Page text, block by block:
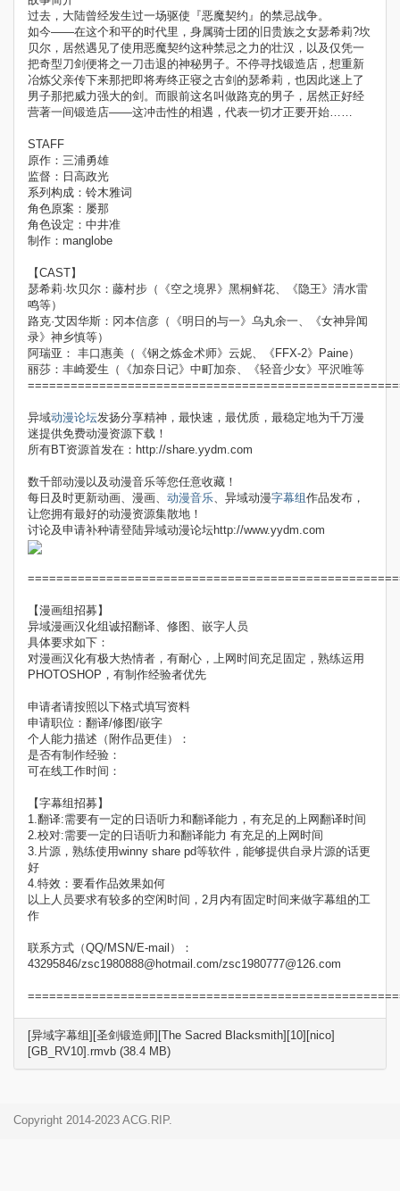
过去，大陆曾经发生过一场驱使『恶魔契约』的禁忌战争。
如今――在这个和平的时代里，身属骑士团的旧贵族之女瑟希莉?坎
贝尔，居然遇见了使用恶魔契约这种禁忌之力的壮汉，以及仅凭一
把奇型刀剑便将之一刀击退的神秘男子。不停寻找锻造店，想重新
冶炼父亲传下来那把即将寿终正寝之古剑的瑟希莉，也因此迷上了
男子那把威力强大的剑。而眼前这名叫做路克的男子，居然正好经
营著一间锻造店――这冲击性的相遇，代表一切才正要开始……
STAFF
原作：三浦勇雄
监督：日高政光
系列构成：铃木雅词
角色原案：屡那
角色设定：中井准
制作：manglobe
【CAST】
瑟希莉·坎贝尔：藤村步（《空之境界》黑桐鲜花、《隐王》清水雷
鸣等）
路克·艾因华斯：冈本信彦（《明日的与一》乌丸余一、《女神异闻
录》神乡慎等）
阿瑞亚： 丰口惠美（《钢之炼金术师》云妮、《FFX-2》Paine）
丽莎：丰崎爱生（《加奈日记》中町加奈、《轻音少女》平沢唯等
异域动漫论坛发扬分享精神，最快速，最优质，最稳定地为千万漫
迷提供免费动漫资源下载！
所有BT资源首发在：http://share.yydm.com
数千部动漫以及动漫音乐等您任意收藏！
每日及时更新动画、漫画、 动漫音乐、异域动漫字幕组作品发布，
让您拥有最好的动漫资源集散地！
讨论及申请补种请登陆异域动漫论坛http://www.yydm.com
【漫画组招募】
异域漫画汉化组诚招翻译、修图、嵌字人员
具体要求如下：
对漫画汉化有极大热情者，有耐心，上网时间充足固定，熟练运用
PHOTOSHOP，有制作经验者优先
申请者请按照以下格式填写资料
申请职位：翻译/修图/嵌字
个人能力描述（附作品更佳）：
是否有制作经验：
可在线工作时间：
【字幕组招募】
1.翻译:需要有一定的日语听力和翻译能力，有充足的上网翻译时间
2.校对:需要一定的日语听力和翻译能力 有充足的上网时间
3.片源，熟练使用winny share pd等软件，能够提供自录片源的话更
好
4.特效：要看作品效果如何
以上人员要求有较多的空闲时间，2月内有固定时间来做字幕组的工
作
联系方式（QQ/MSN/E-mail）：
43295846/zsc1980888@hotmail.com/zsc1980777@126.com
[异域字幕组][圣剑锻造师][The Sacred Blacksmith][10][nico]
[GB_RV10].rmvb (38.4 MB)
Copyright 2014-2023 ACG.RIP.